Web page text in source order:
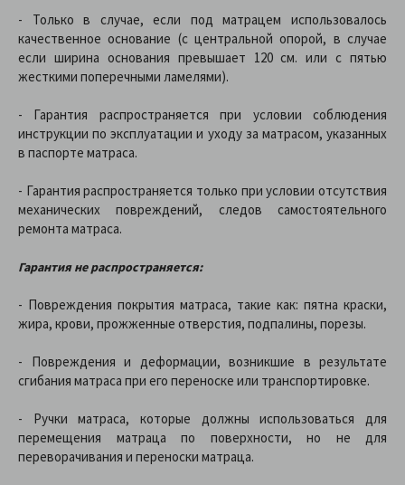
- Только в случае, если под матрацем использовалось
качественное основание (с центральной опорой, в случае
если ширина основания превышает 120 см. или с пятью
жесткими поперечными ламелями).
- Гарантия распространяется при условии соблюдения
инструкции по эксплуатации и уходу за матрасом, указанных
в паспорте матраса.
- Гарантия распространяется только при условии отсутствия
механических повреждений, следов самостоятельного
ремонта матраса.
Гарантия не распространяется:
- Повреждения покрытия матраса, такие как: пятна краски,
жира, крови, прожженные отверстия, подпалины, порезы.
- Повреждения и деформации, возникшие в результате
сгибания матраса при его переноске или транспортировке.
- Ручки матраса, которые должны использоваться для
перемещения матраца по поверхности, но не для
переворачивания и переноски матраца.